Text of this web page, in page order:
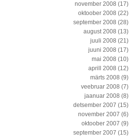
november 2008 (17)
oktoober 2008 (22)
september 2008 (28)
august 2008 (13)
juuli 2008 (21)
juuni 2008 (17)
mai 2008 (10)
aprill 2008 (12)
märts 2008 (9)
veebruar 2008 (7)
jaanuar 2008 (8)
detsember 2007 (15)
november 2007 (6)
oktoober 2007 (9)
september 2007 (15)